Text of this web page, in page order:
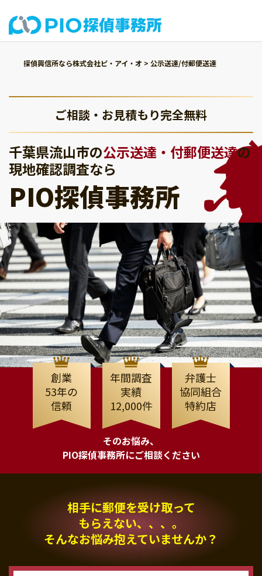
探偵興信所なら株式会社ピ・アイ・オ > 公示送達/付郵便送達
ご相談・お見積もり完全無料
千葉県流山市の公示送達・付郵便送達の
現地確認調査なら
PIO探偵事務所
創業
53年の
信頼
年間調査
実績
12,000件
弁護士
協同組合
特約店
そのお悩み、
PIO探偵事務所にご相談ください
相手に郵便を受け取って
もらえない、、、。
そんなお悩み抱えていませんか？